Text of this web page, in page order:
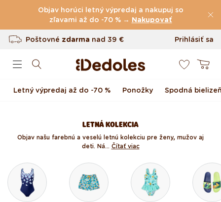
Preskočiť na obsah
Objav horúci letný výpredaj a nakupuj so
zľavami až do -70 % → Nakupovať
Poštovnézdarma nad39 €
Vrátenie tovaru až do 100 dní
Originálny dizajn navrhnutý u nás
Prihlásiť sa
Košík
Letný výpredaj až do -70 % Ponožky Spodná
LETNÁ KOLEKCIA
Objav našu farebnú a veselú letnú kolekciu pre ženy, mužov aj
deti. Ná... Čítať viac